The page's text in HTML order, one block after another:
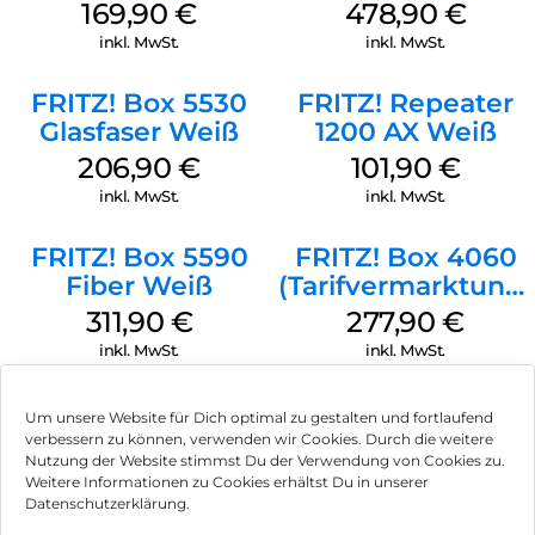
Um unsere Website für Dich optimal zu gestalten und fortlaufend
verbessern zu können, verwenden wir Cookies. Durch die weitere
Nutzung der Website stimmst Du der Verwendung von Cookies zu.
Weitere Informationen zu Cookies erhältst Du in unserer
Datenschutzerklärung.
Mit Sicherheit FRITZ!Box:
Sicheres Surfen dank der integrierten Firewall, ein ab Werk
mit einem individuellen Schlüssel geschütztes WLAN und
der Gastzugang, der Ihre Gäste ins Internet, aber nicht ins
Heimnetz lässt. Diese und viele weitere Funktionen sichern
Ihre Kommunikation.
FRITZ!OS – das Genie hinter FRITZ!
FRITZ!OS ist das smarte Betriebssystem für alle FRITZ!-
Produkte. Es verbindet einfache Bedienbarkeit mit
vielfältigen Funktionen und umfassender Sicherheit. Dafür
sorgen eine klare Benutzeroberfläche und Assistenten, die
FRITZ!Box ganz automatisch auf den neuesten Stand.
ighspeed-Downloads und voller Streaming-Spaß – mit der
FRITZ!Box 7590 AX hebt Ihr Heimnetz ab. Wi-Fi 6 sorgt im
WLAN für Höchstgeschwindigkeit. Supervectoring für DSL
(Tarifvermarktung)
Weiß
169,90€
inkl. MwSt.
478,90 €
inkl. MwSt.
FRITZ! Box 5530
Glasfaser Weiß
206,90€
inkl. MwSt.
FRITZ! Repeater
1200 AX Weiß
101,90 €
inkl. MwSt.
FRITZ! Box 5590
Fiber Weiß
311,90 €
inkl. MwSt.
FRITZ! Box 4060
(Tarifvermarktung)
Weiß
277,90€
inkl. MwSt.
Impressum